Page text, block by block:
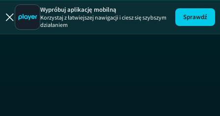
Wypróbuj aplikację mobilną
Korzystaj z łatwiejszej nawigacji i ciesz się szybszym
działaniem
Sprawdź